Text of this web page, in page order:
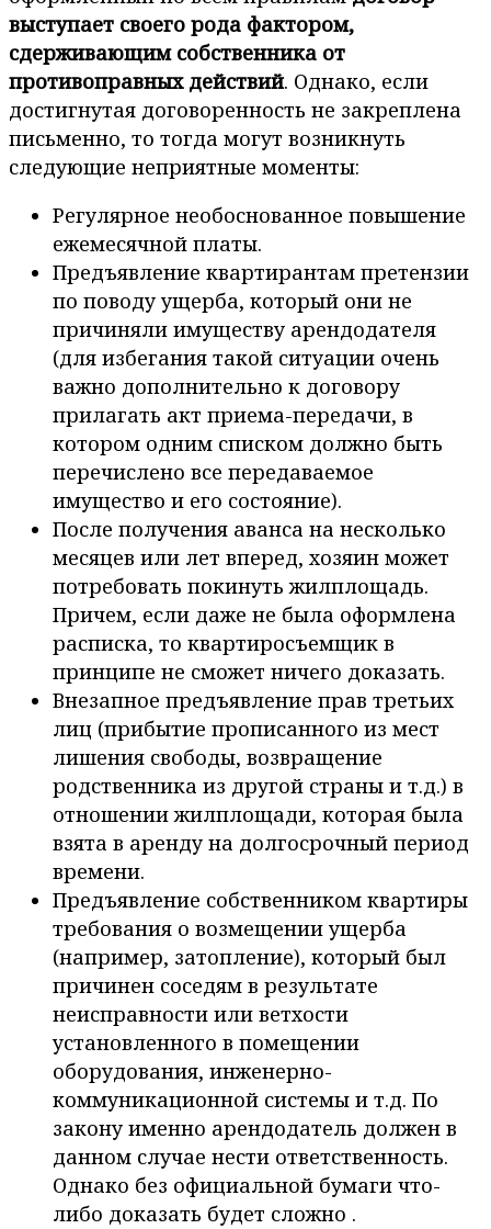
выступает своего рода фактором,
сдерживающим собственника от
противоправных действий. Однако, если
достигнутая договоренность не закреплена
письменно, то тогда могут возникнуть
следующие неприятные моменты:
Регулярное необоснованное повышение
ежемесячной платы.
Предъявление квартирантам претензии
по поводу ущерба, который они не
причиняли имуществу арендодателя
(для избегания такой ситуации очень
важно дополнительно к договору
прилагать акт приема-передачи, в
котором одним списком должно быть
перечислено все передаваемое
имущество и его состояние).
После получения аванса на несколько
месяцев или лет вперед, хозяин может
потребовать покинуть жилплощадь.
Причем, если даже не была оформлена
расписка, то квартиросъемщик в
принципе не сможет ничего доказать.
Внезапное предъявление прав третьих
лиц (прибытие прописанного из мест
лишения свободы, возвращение
родственника из другой страны и т.д.) в
отношении жилплощади, которая была
взята в аренду на долгосрочный период
времени.
Предъявление собственником квартиры
требования о возмещении ущерба
(например, затопление), который был
причинен соседям в результате
неисправности или ветхости
установленного в помещении
оборудования, инженерно-
коммуникационной системы и т.д. По
закону именно арендодатель должен в
данном случае нести ответственность.
Однако без официальной бумаги что-
либо доказать будет сложно .